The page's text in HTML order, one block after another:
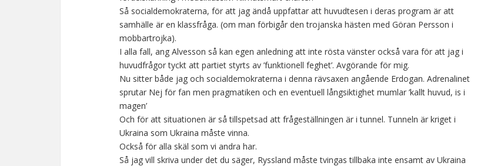
Så socialdemokraterna, för att jag ändå uppfattar att huvudtesen i deras program är att
samhälle är en klassfråga. (om man förbigår den trojanska hästen med Göran Persson i
mobbartrojka).
I alla fall, ang Alvesson så kan egen anledning att inte rösta vänster också vara för att jag i
huvudfrågor tyckt att partiet styrts av ’funktionell feghet’. Avgörande för mig.
Nu sitter både jag och socialdemokraterna i denna rävsaxen angående Erdogan. Adrenalinet
sprutar Nej för fan men pragmatiken och en eventuell långsiktighet mumlar ’kallt huvud, is i
magen’
Och för att situationen är så tillspetsad att frågeställningen är i tunnel. Tunneln är kriget i
Ukraina som Ukraina måste vinna.
Också för alla skäl som vi andra har.
Så jag vill skriva under det du säger, Ryssland måste tvingas tillbaka inte ensamt av Ukraina